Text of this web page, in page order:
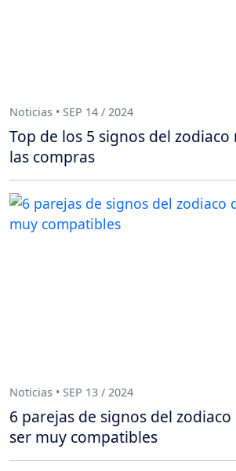
Noticias • SEP 14 / 2024
Top de los 5 signos del zodiaco
las compras
Noticias • SEP 13 / 2024
6 parejas de signos del
ser muy compatibles